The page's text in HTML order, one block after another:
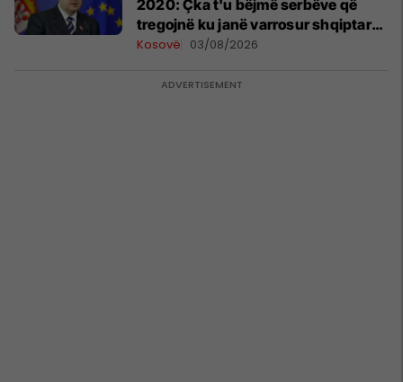
2020: Çka t'u bëjmë serbëve që
tregojnë ku janë varrosur shqiptarët
në Serbi
Kosovë 03/08/2026